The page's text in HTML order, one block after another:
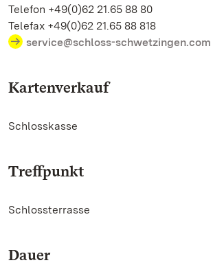
Telefon +49(0)62 21.65 88 80
Telefax +49(0)62 21.65 88 818
service@schloss-schwetzingen.com
Kartenverkauf
Schlosskasse
Treffpunkt
Schlossterrasse
Dauer